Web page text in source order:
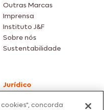
Outras Marcas
Imprensa
Instituto J&F
Sobre nós
Sustentabilidade
Jurídico
Política de privacidade
concorda